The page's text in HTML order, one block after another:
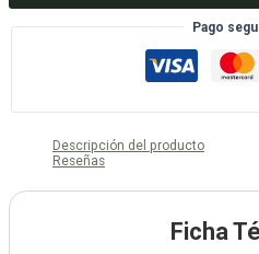
Pago
Descripción del producto
Reseñas
Ficha